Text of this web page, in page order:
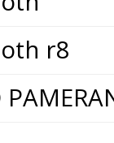
r8